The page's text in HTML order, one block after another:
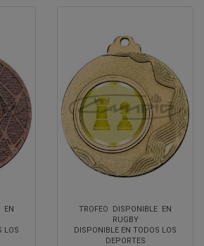
EN
LOS
TROFEO DISPONIBLE EN
RUGBY
DISPONIBLE EN TODOS LOS
DEPORTES